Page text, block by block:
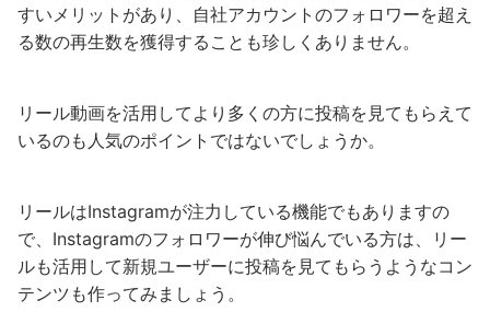
すいメリットがあり、自社アカウントのフォロワーを超え
る数の再生数を獲得することも珍しくありません。
リール動画を活用してより多くの方に投稿を見てもらえて
いるのも人気のポイントではないでしょうか。
リールはInstagramが注力している機能でもありますの
で、Instagramのフォロワーが伸び悩んでいる方は、リー
ルも活用して新規ユーザーに投稿を見てもらうようなコン
テンツも作ってみましょう。